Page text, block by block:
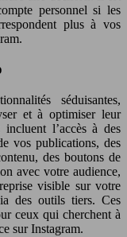
personnel si les
plus à vos
séduisantes,
et à optimiser leur
incluent l’accès à des
vos publications, des
des boutons de
avec votre audience,
visible sur votre
des outils tiers. Ces
ceux qui cherchent à
sur Instagram.